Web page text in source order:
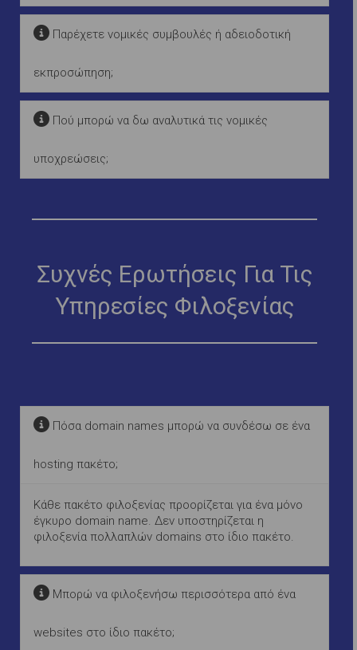
Παρέχετε νομικές συμβουλές ή αδειοδοτική
εκπροσώπηση;
Πού μπορώ να δω αναλυτικά τις νομικές
υποχρεώσεις;
Συχνές Ερωτήσεις Για Τις
Υπηρεσίες Φιλοξενίας
Πόσα domain names μπορώ να συνδέσω σε ένα
hosting πακέτο;
Κάθε πακέτο φιλοξενίας προορίζεται για ένα μόνο
έγκυρο domain name. Δεν υποστηρίζεται η
φιλοξενία πολλαπλών domains στο ίδιο πακέτο.
Μπορώ να φιλοξενήσω περισσότερα από ένα
websites στο ίδιο πακέτο;